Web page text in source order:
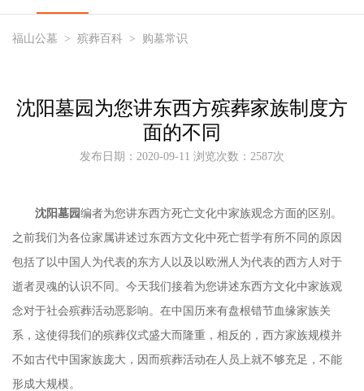
福山公墓 > 殡葬百科 > 购墓常识
沈阳墓园为您讲东西方殡葬家族制度方
面的不同
发布日期：2020-09-11 浏览次数：2587次
沈阳墓园编者为您讲东西方死亡文化中家族观念方面的区别。
之前我们为各位家属讲述过东西方文化中死亡哲学有所不同的原因
包括了以中国人为代表的东方人以及以欧洲人为代表的西方人对于
逝者灵魂的认识不同。今天我们接着为您讲述东西方文化中家族观
念对于社会殡葬活动恶影响。在中国历来有盘根错节血缘家族关
系，这使得我们的殡葬仪式盛大而隆重，相反的，西方家族规模并
不如古代中国家族庞大，因而殡葬活动在人员上就不够充足，不能
形成大规模。